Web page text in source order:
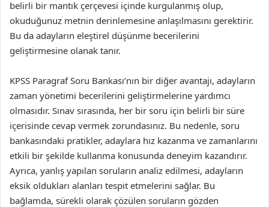
belirli bir mantık çerçevesi içinde kurgulanmış olup,
okuduğunuz metnin derinlemesine anlaşılmasını gerektirir.
Bu da adayların eleştirel düşünme becerilerini
geliştirmesine olanak tanır.
KPSS Paragraf Soru Bankası’nın bir diğer avantajı, adayların
zaman yönetimi becerilerini geliştirmelerine yardımcı
olmasıdır. Sınav sırasında, her bir soru için belirli bir süre
içerisinde cevap vermek zorundasınız. Bu nedenle, soru
bankasındaki pratikler, adaylara hız kazanma ve zamanlarını
etkili bir şekilde kullanma konusunda deneyim kazandırır.
Ayrıca, yanlış yapılan soruların analiz edilmesi, adayların
eksik oldukları alanları tespit etmelerini sağlar. Bu
bağlamda, sürekli olarak çözülen soruların gözden